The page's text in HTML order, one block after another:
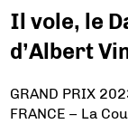
Il vole, le
d’Albert
GRAND PRIX
FRANCE – La